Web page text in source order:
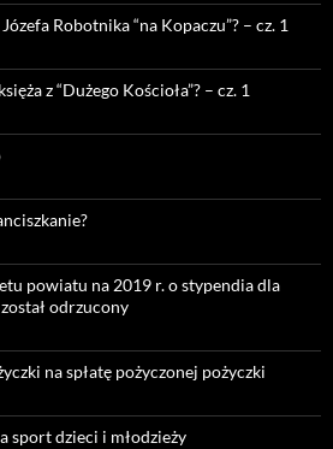
Robotnika “na Kopaczu”? – cz. 1
z “Dużego Kościoła”? – cz. 1
powiatu na 2019 r. o stypendia dla
odrzucony
na spłatę pożyczonej pożyczki
sport dzieci i młodzieży